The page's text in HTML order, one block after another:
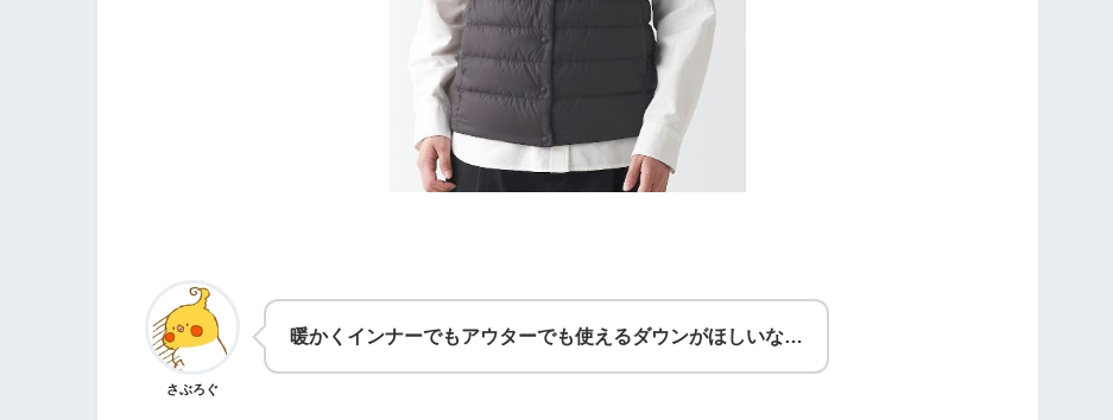
さぶろぐ
暖かくインナーでもアウターでも使えるダウンがほしいな…